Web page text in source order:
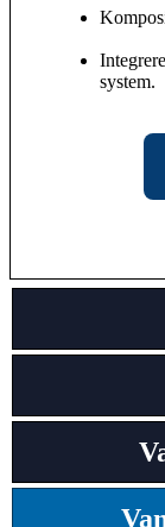
system.